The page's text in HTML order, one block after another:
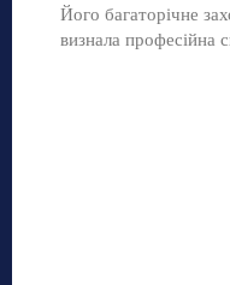
Його багаторічне
визнала професійна